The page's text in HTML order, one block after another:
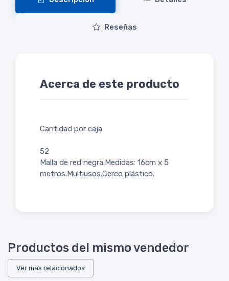
Reseñas
Acerca de este producto
Cantidad por caja
52
Malla de red negra.Medidas: 16cm x 5
metros.Multiusos.Cerco plástico.
Productos del mismo vendedor
Ver más relacionados